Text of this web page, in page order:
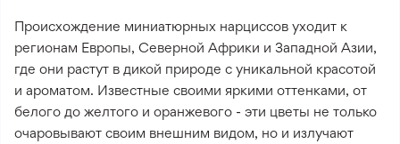
Происхождение миниатюрных нарциссов уходит к
регионам Европы, Северной Африки и Западной Азии,
где они растут в дикой природе с уникальной красотой
и ароматом. Известные своими яркими оттенками, от
белого до желтого и оранжевого - эти цветы не только
очаровывают своим внешним видом, но и излучают